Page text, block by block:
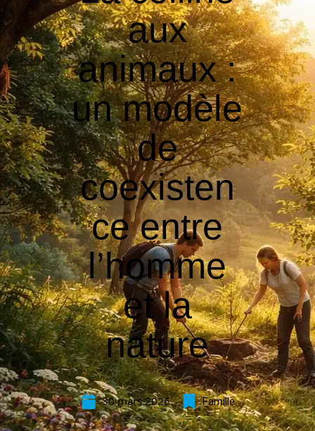
aux
animaux :
un modèle
de
coexisten
ce entre
l’homme
et la
nature
30 mars 2026 Famille